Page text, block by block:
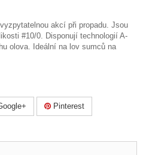
akcí při propadu. Jsou
#10/0. Disponují technologií A-
olova. Ideální na lov sumců na
Pinterest